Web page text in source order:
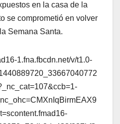
en la casa de la
se comprometió en volver
Semana Santa.